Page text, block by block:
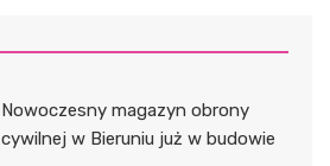
Nowoczesny magazyn obrony
cywilnej w Bieruniu już w budowie